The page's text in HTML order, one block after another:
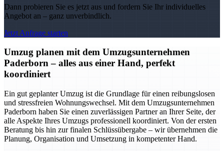
Dann probieren Sie es jetzt aus und fordern Sie Ihr individuelles
Angebot an – ganz unverbindlich.
Jetzt Anfrage starten
Umzug planen mit dem Umzugsunternehmen
Paderborn – alles aus einer Hand, perfekt
koordiniert
Ein gut geplanter Umzug ist die Grundlage für einen reibungslosen
und stressfreien Wohnungswechsel. Mit dem Umzugsunternehmen
Paderborn haben Sie einen zuverlässigen Partner an Ihrer Seite, der
alle Aspekte Ihres Umzugs professionell koordiniert. Von der ersten
Beratung bis hin zur finalen Schlüssübergabe – wir übernehmen die
Planung, Organisation und Umsetzung in kompetenter Hand.